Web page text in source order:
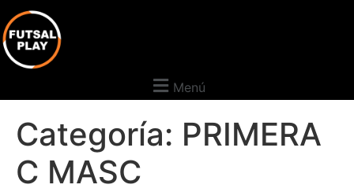
Menú
Categoría: PRIMERA
C MASC